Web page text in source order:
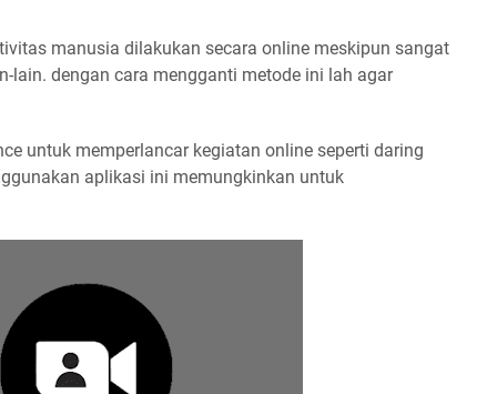
manusia dilakukan secara online meskipun sangat
lain. dengan cara mengganti metode ini lah agar
untuk memperlancar kegiatan online seperti daring
aplikasi ini memungkinkan untuk